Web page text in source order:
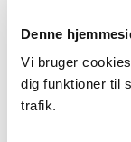
Denne
Vi bruger
dig funktioner til
trafik.
klarhed
Den